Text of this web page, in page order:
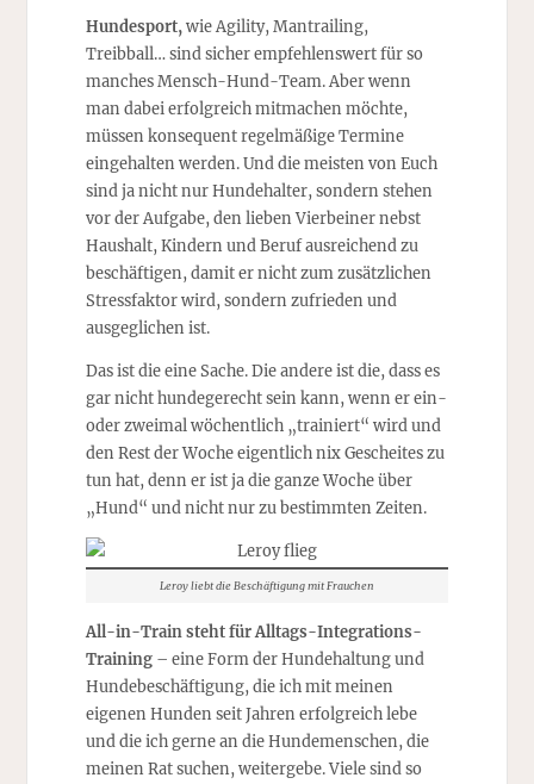
Hundesport, wie Agility, Mantrailing,
Treibball… sind sicher empfehlenswert für so
manches Mensch-Hund-Team. Aber wenn
man dabei erfolgreich mitmachen möchte,
müssen konsequent regelmäßige Termine
eingehalten werden. Und die meisten von Euch
sind ja nicht nur Hundehalter, sondern stehen
vor der Aufgabe, den lieben Vierbeiner nebst
Haushalt, Kindern und Beruf ausreichend zu
beschäftigen, damit er nicht zum zusätzlichen
Stressfaktor wird, sondern zufrieden und
ausgeglichen ist.
Das ist die eine Sache. Die andere ist die, dass es
gar nicht hundegerecht sein kann, wenn er ein-
oder zweimal wöchentlich „trainiert“ wird und
den Rest der Woche eigentlich nix Gescheites zu
tun hat, denn er ist ja die ganze Woche über
„Hund“ und nicht nur zu bestimmten Zeiten.
Leroy liebt die Beschäftigung mit Frauchen
All-in-Train steht für Alltags-Integrations-
Training– eine Form der Hundehaltung und
Hundebeschäftigung, die ich mit meinen
eigenen Hunden seit Jahren erfolgreich lebe
und die ich gerne an die Hundemenschen, die
meinen Rat suchen, weitergebe. Viele sind so